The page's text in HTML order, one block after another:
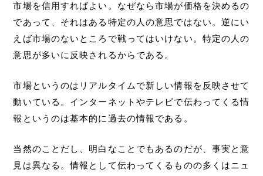
市場を信用すればよい。なぜなら市場が価格を決めるの
であって、それはある特定の人の意思ではない。逆にい
えば市場のないところで戦ってはいけない。特定の人の
意思が多いに反映されるからである。
市場というのはリアルタイムで新しい情報を反映させて
動いている。インターネットやテレビで伝わってくる情
報というのは基本的に過去の情報である。
当然のことだし、明白なことでもあるのだが、事実と意
見は異なる。情報として伝わってくるものの多くはニュ